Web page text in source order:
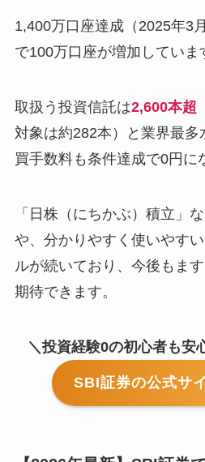
1,400万口座達成（2025年3
で100万口座が増加していま
取扱う投資信託は2,600本超
対象は約282本）と業界最
買手数料も条件達成で0円に
「日株（にちかぶ）積立」
や、分かりやすく使いやす
ルが続いており、今後もま
期待できます。
＼投資経験0の初心者も安
SBI証券の公式サ